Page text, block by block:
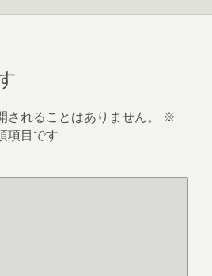
れることはありません。
※
項目です